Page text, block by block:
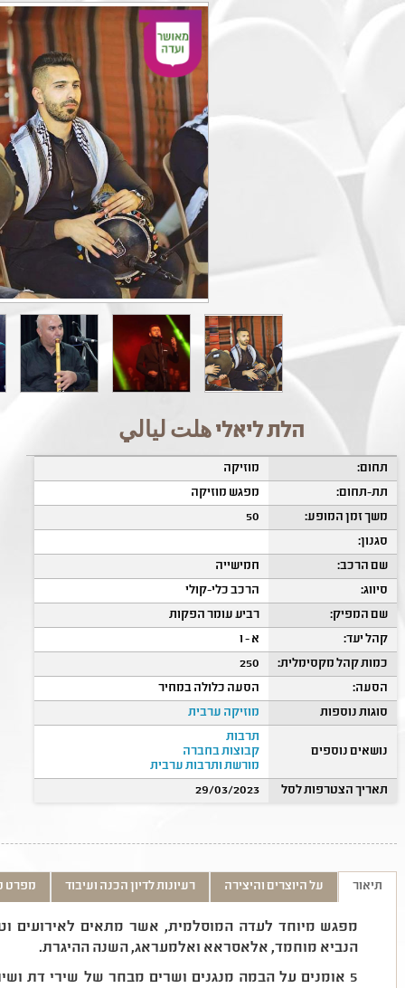
הלת ליאלי هلت ليالي
תחום:
מוזיקה
תת-תחום:
מפגש מוזיקה
משך זמן המופע:
50
סגנון:
שם הרכב:
חמישייה
סיווג:
הרכב כלי-קולי
שם המפיק:
רביע עומר הפקות
קהל יעד:
א - ו
כמות קהל מקסימלית:
250
הסעה:
הסעה כלולה במחיר
סוגות נוספות
מוזיקה ערבית
נושאים נוספים
תרבות
קבוצות בחברה
מורשת ותרבות ערבית
תאריך הצטרפות לסל
29/03/2023
תיאור על היוצרים והיצירה רעיונות לדיון הכנה ועיבוד מפרט
מפגש מיוחד לעדה המוסלמית, אשר מתאים לאירועים
הנביא מוחמד, אלאסראא ואלמעראג, השנה ההיגרת.
5 אומנים על הבמה מנגנים ושרים מבחר של שירי דת